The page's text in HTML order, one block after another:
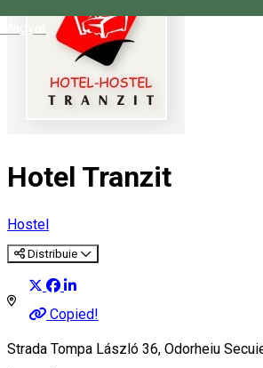
Hotel Tranzit
Hostel
Distribuie
Copied!
Strada Tompa László 36, Odorheiu